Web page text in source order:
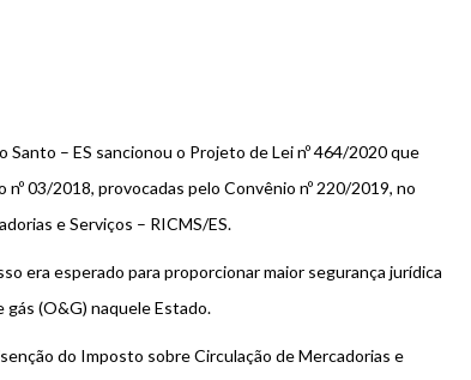
– ES sancionou o Projeto de Lei nº 464/2020 que
03/2018, provocadas pelo Convênio nº 220/2019, no
e Serviços – RICMS/ES.
era esperado para proporcionar maior segurança jurídica
(O&G) naquele Estado.
do Imposto sobre Circulação de Mercadorias e